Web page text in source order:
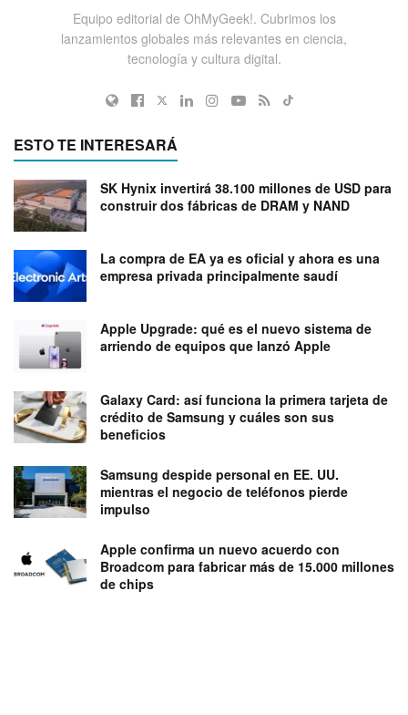
Equipo editorial de OhMyGeek!. Cubrimos los
lanzamientos globales más relevantes en ciencia,
tecnología y cultura digital.
ESTO TE INTERESARÁ
SK Hynix invertirá 38.100 millones de USD para
construir dos fábricas de DRAM y NAND
La compra de EA ya es oficial y ahora es una
empresa privada principalmente saudí
Apple Upgrade: qué es el nuevo sistema de
arriendo de equipos que lanzó Apple
Galaxy Card: así funciona la primera tarjeta de
crédito de Samsung y cuáles son sus
beneficios
Samsung despide personal en EE. UU.
mientras el negocio de teléfonos pierde
impulso
Apple confirma un nuevo acuerdo con
Broadcom para fabricar más de 15.000 millones
de chips